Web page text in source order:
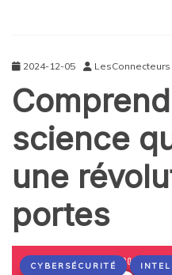
2024-12-05 LesConnecteurs
science
une
portes
CYBERSÉCURITÉ